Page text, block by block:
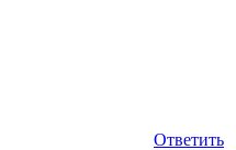
Ответить